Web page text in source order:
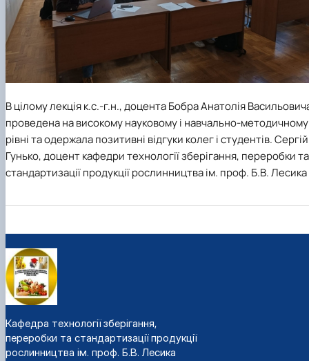
В цілому лекція к.с.-г.н., доцента Бобра Анатолія
проведена на високому науковому і навчально-методичному
рівні та одержала позитивні відгуки колег і студентів. Сергій
Гунько, доцент кафедри технології зберігання, переробки та
стандартизації продукції рослинництва ім. проф. Б.В. Лесика
Кафедра технології зберігання,
переробки та стандартизації продукції
рослинництва ім. проф. Б.В. Лесика